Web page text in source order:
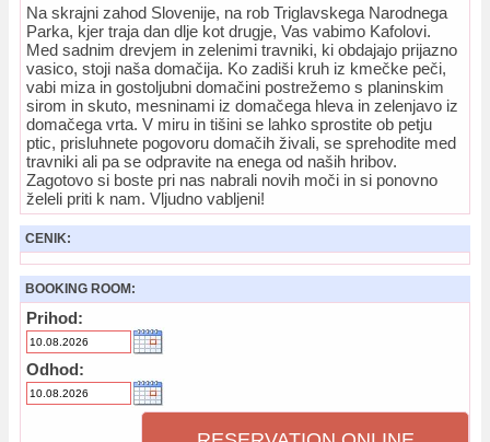
Na skrajni zahod Slovenije, na rob Triglavskega Narodnega
Parka, kjer traja dan dlje kot drugje, Vas vabimo Kafolovi.
Med sadnim drevjem in zelenimi travniki, ki obdajajo prijazno
vasico, stoji naša domačija. Ko zadiši kruh iz kmečke peči,
vabi miza in gostoljubni domačini postrežemo s planinskim
sirom in skuto, mesninami iz domačega hleva in zelenjavo iz
domačega vrta. V miru in tišini se lahko sprostite ob petju
ptic, prisluhnete pogovoru domačih živali, se sprehodite med
travniki ali pa se odpravite na enega od naših hribov.
Zagotovo si boste pri nas nabrali novih moči in si ponovno
želeli priti k nam. Vljudno vabljeni!
CENIK:
BOOKING ROOM:
Prihod:
Odhod: